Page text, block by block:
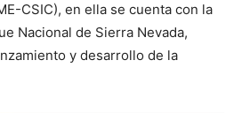
CSIC), en ella se cuenta con la
Nacional de Sierra Nevada,
y desarrollo de la